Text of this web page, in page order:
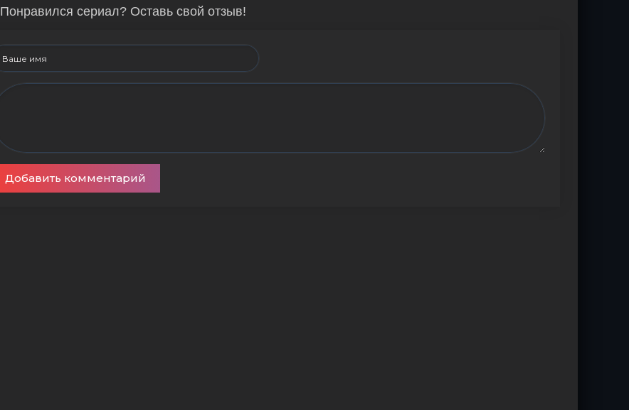
Понравился сериал? Оставь свой отзыв!
Добавить комментарий